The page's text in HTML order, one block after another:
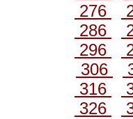
276
286
296
306
316
326